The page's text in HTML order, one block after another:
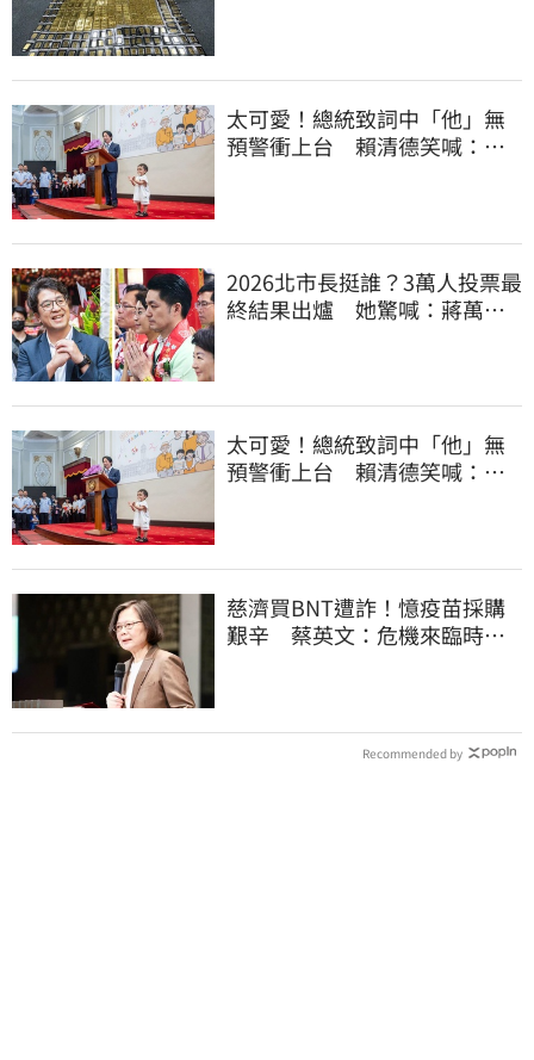
太可愛！總統致詞中「他」無
預警衝上台 賴清德笑喊：卸
2026北市長挺誰？3萬人投票最
終結果出爐 她驚喊：蔣萬安
太可愛！總統致詞中「他」無
預警衝上台 賴清德笑喊：卸
慈濟買BNT遭詐！憶疫苗採購
艱辛 蔡英文：危機來臨時務
Recommended by